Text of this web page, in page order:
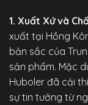
1. Xuất Xứ và
xuất tại Hồng
bản sắc của
sản phẩm. Mặc
Huboler đã cải
sự tin tưởng từ